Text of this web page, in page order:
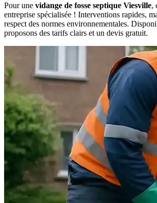
Pour une vidange de fosse septique Viesville,
entreprise spécialisée ! Interventions rapides,
respect des normes environnementales.
proposons des tarifs clairs et un devis gratuit.